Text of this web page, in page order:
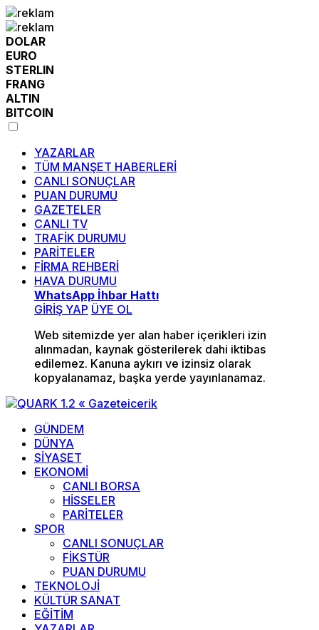
DOLAR
EURO
STERLIN
FRANG
ALTIN
BITCOIN
YAZARLAR
TÜM MANŞET HABERLERİ
CANLI SONUÇLAR
PUAN DURUMU
GAZETELER
CANLI TV
TRAFİK DURUMU
PARİTELER
FİRMA REHBERİ
HAVA DURUMU
WhatsApp İhbar Hattı
GİRİŞ YAP ÜYE OL
Web sitemizde yer alan haber içerikleri izin
alınmadan, kaynak gösterilerek dahi iktibas
edilemez. Kanuna aykırı ve izinsiz olarak
kopyalanamaz, başka yerde yayınlanamaz.
GÜNDEM
DÜNYA
SİYASET
EKONOMİ
CANLI BORSA
HİSSELER
PARİTELER
SPOR
CANLI SONUÇLAR
FİKSTÜR
PUAN DURUMU
TEKNOLOJİ
KÜLTÜR SANAT
EĞİTİM